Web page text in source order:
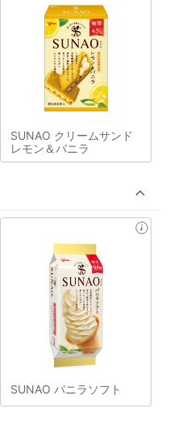
SUNAO クリームサンド
レモン＆バニラ
SUNAO バニラソフト